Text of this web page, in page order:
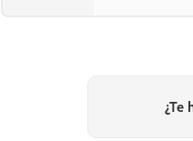
¿Te